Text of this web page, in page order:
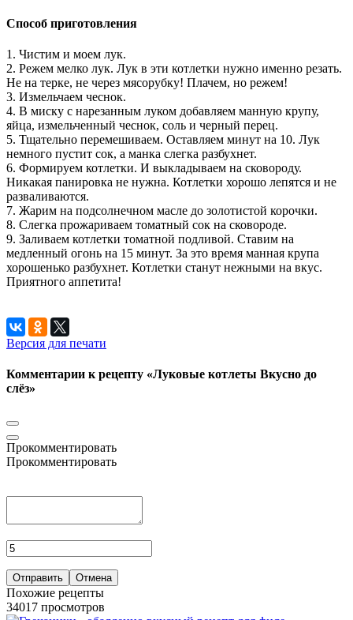
Способ приготовления
1. Чистим и моем лук.
2. Режем мелко лук. Лук в эти котлетки нужно именно резать.
Не на терке, не через мясорубку! Плачем, но режем!
3. Измельчаем чеснок.
4. В миску с нарезанным луком добавляем манную крупу,
яйца, измельченный чеснок, соль и черный перец.
5. Тщательно перемешиваем. Оставляем минут на 10. Лук
немного пустит сок, а манка слегка разбухнет.
6. Формируем котлетки. И выкладываем на сковороду.
Никакая панировка не нужна. Котлетки хорошо лепятся и не
разваливаются.
7. Жарим на подсолнечном масле до золотистой корочки.
8. Слегка прожариваем томатный сок на сковороде.
9. Заливаем котлетки томатной подливой. Ставим на
медленный огонь на 15 минут. За это время манная крупа
хорошенько разбухнет. Котлетки станут нежными на вкус.
Приятного аппетита!
Версия для печати
Комментарии к рецепту «Луковые котлеты Вкусно до
слёз»
Прокомментировать
Прокомментировать
Отправить Отмена
Похожие рецепты
34017 просмотров